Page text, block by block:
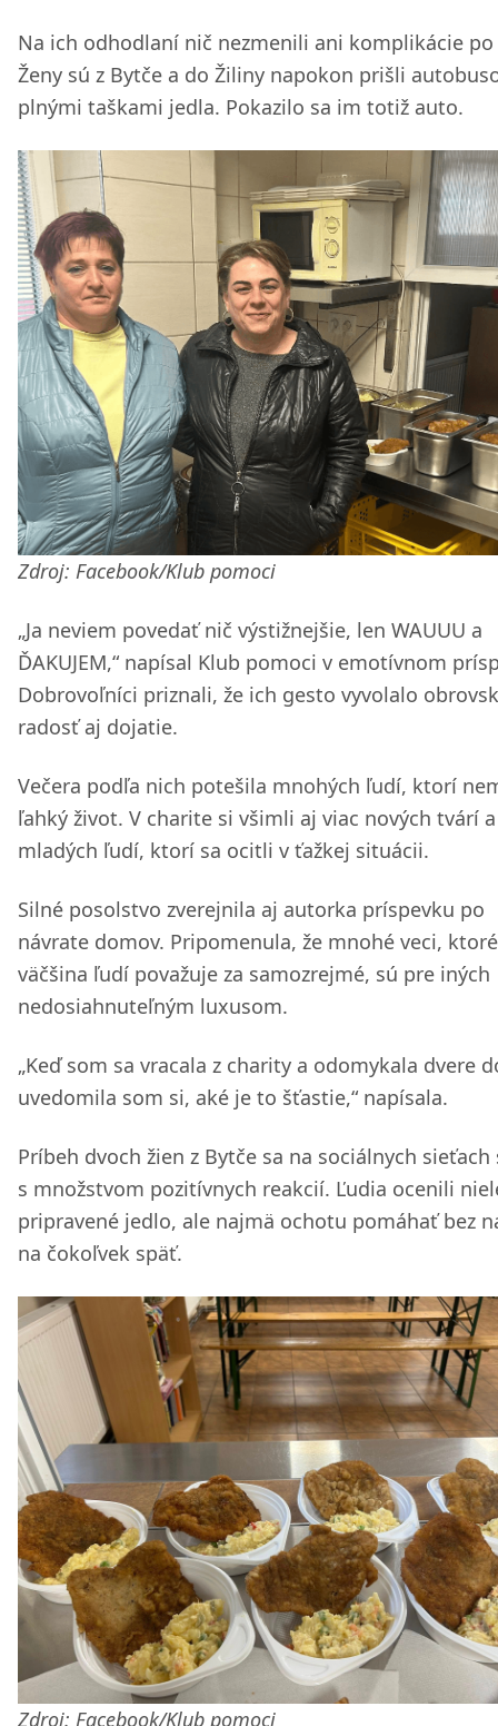
Na ich odhodlaní nič nezmenili ani komplikácie po
Ženy sú z Bytče a do Žiliny napokon prišli
plnými taškami jedla. Pokazilo sa im totiž auto.
Zdroj: Facebook/Klub pomoci
„Ja neviem povedať nič výstižnejšie, len WAUUU a
ĎAKUJEM,“ napísal Klub pomoci v emotívnom
Dobrovoľníci priznali, že ich gesto vyvolalo
radosť aj dojatie.
Večera podľa nich potešila mnohých ľudí, ktorí
ľahký život. V charite si všimli aj viac nových tvárí a
mladých ľudí, ktorí sa ocitli v ťažkej situácii.
Silné posolstvo zverejnila aj autorka príspevku po
návrate domov. Pripomenula, že mnohé veci, ktoré
väčšina ľudí považuje za samozrejmé, sú pre iných
nedosiahnuteľným luxusom.
„Keď som sa vracala z charity a odomykala dvere
uvedomila som si, aké je to šťastie,“ napísala.
Príbeh dvoch žien z Bytče sa na sociálnych
s množstvom pozitívnych reakcií. Ľudia ocenili
pripravené jedlo, ale najmä ochotu pomáhať bez
na čokoľvek späť.
Zdroj: Facebook/Klub pomoci